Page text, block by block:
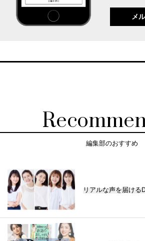
メ
編集部のおすすめ
リアルな声を届ける